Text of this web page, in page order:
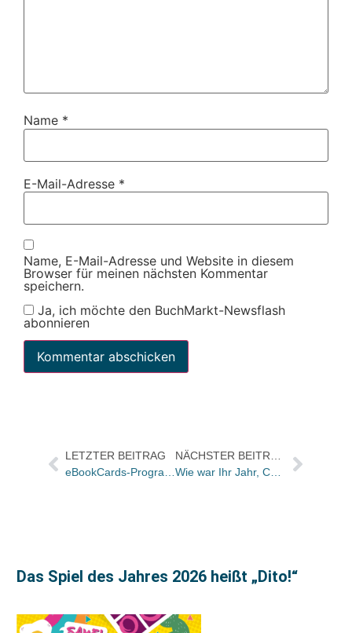
Name *
E-Mail-Adresse *
Name, E-Mail-Adresse und Website in diesem
Browser für meinen nächsten Kommentar
speichern.
Ja, ich möchte den BuchMarkt-Newsflash
abonnieren
LETZTER BEITRAG
Das Spiel des Jahres 2026 heißt „Dito!“